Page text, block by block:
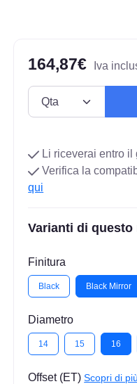
164,87€ Iva
Li riceverai entro
Verifica la
qui
Varianti di questo
Finitura
Black Black Mirror
Diametro
14 15 16
Offset (ET)Scopri di più